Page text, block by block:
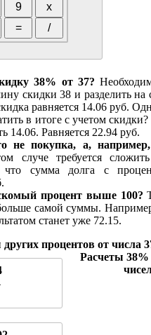
38% от 37?
скидки 38 и разделить на
равняется 14.06 руб.
в итоге с учетом
14.06. Равняется 22.94 руб.
не покупка, а,
случе требуется
что сумма долга с
процент выше 100?
самой суммы.
станет уже 72.15.
процентов от числа
Расчеты 38%